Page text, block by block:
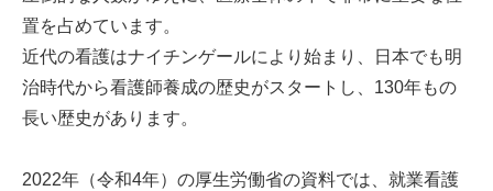
置を占めています。
近代の看護はナイチンゲールにより始まり、日本でも明
治時代から看護師養成の歴史がスタートし、130年もの
長い歴史があります。
2022年（令和4年）の厚生労働省の資料では、就業看護